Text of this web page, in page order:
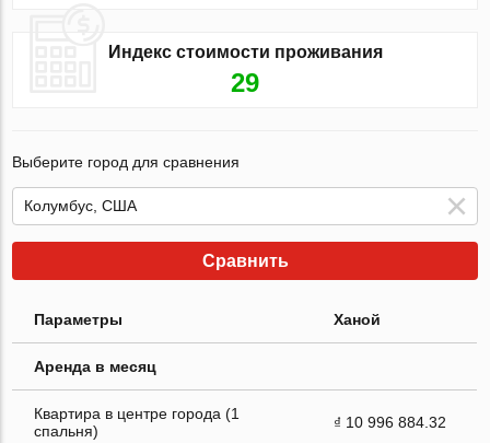
Индекс стоимости проживания
29
Выберите город для сравнения
Сравнить
Параметры Ханой
Аренда в месяц
Квартира в центре города (1
спальня)
₫ 10 996 884.32